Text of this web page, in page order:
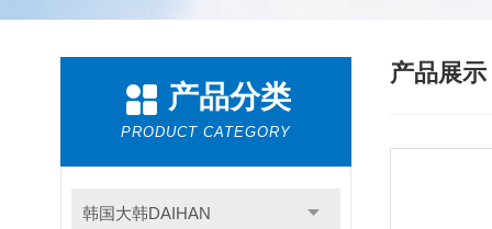
产品分类
PRODUCT CATEGORY
韩国大韩DAIHAN
产品展示